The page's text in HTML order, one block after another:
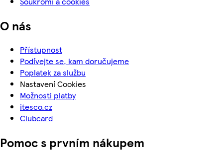
O nás
Přístupnost
Podívejte se, kam doručujeme
Poplatek za službu
Nastavení Cookies
Možnosti platby
itesco.cz
Clubcard
Pomoc s prvním nákupem